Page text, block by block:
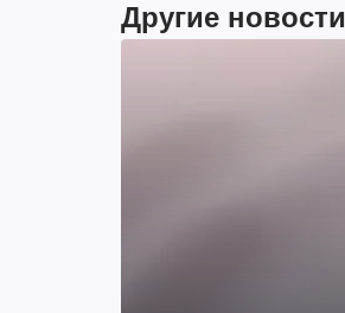
Другие новости